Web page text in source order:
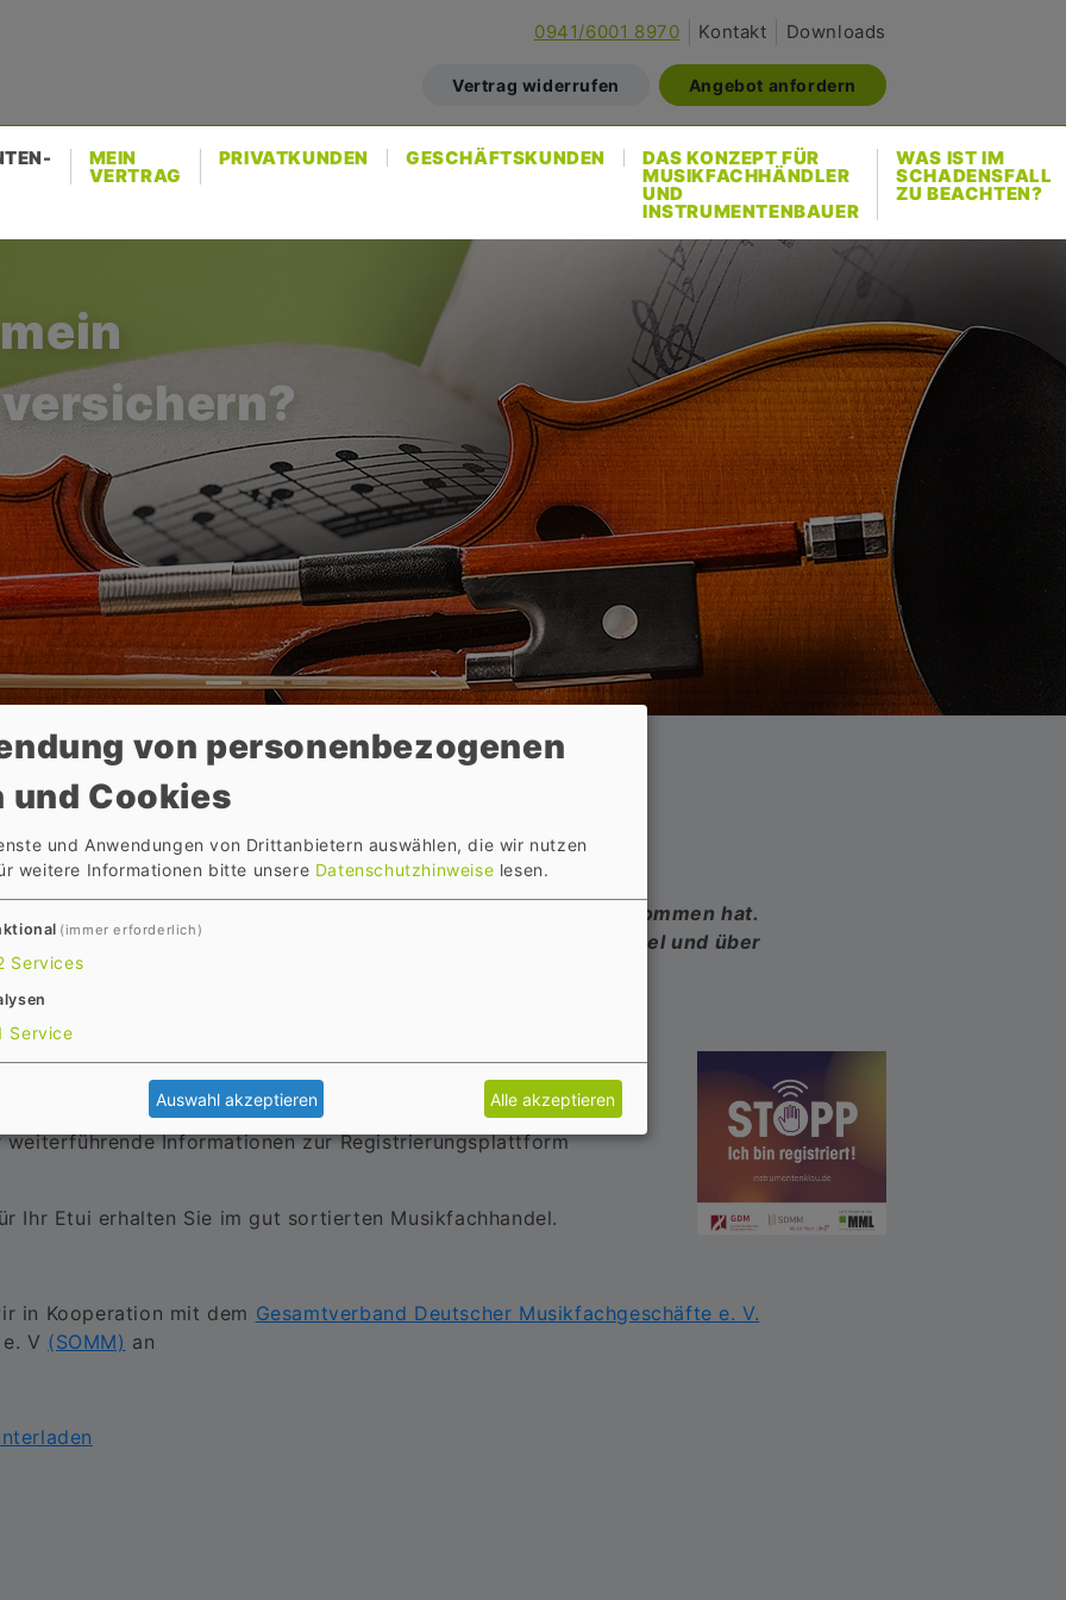
0941/6001 8970 Kontakt Downloads
Angebot anfordern
Vertrag widerrufen
MEIN
VERTRAG
PRIVATKUNDEN GESCHÄFTSKUNDEN DAS KONZEPT FÜR
MUSIKFACHHÄNDLER
UND
INSTRUMENTENBAUER
WAS IST IM
SCHADENSFALL
ZU BEACHTEN?
dass der Diebstahl von Musikinstrumenten deutlich zugenommen hat.
Instrumente, um den Verkauf von Diebesgut an den Fachhandel und über
zu erschweren.
können Siehier Ihr Instrument kostenlos registrieren
Informationen zur Registrierungsplattform
Ihr Etui erhalten Sie im gut sortierten Musikfachhandel.
in Kooperation mit dem Gesamtverband Deutscher Musikfachgeschäfte e. V.
V (SOMM) an
von personenbezogenen
und Cookies
und Anwendungen von Drittanbietern auswählen, die wir nutzen
weitere Informationen bitte unsere Datenschutzhinweise lesen.
(immer erforderlich)
Services
Service
Auswahl akzeptieren Alle akzeptieren